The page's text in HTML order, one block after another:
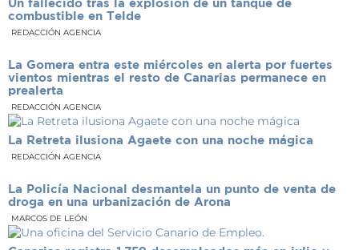
Un fallecido tras la explosión de un tanque de
combustible en Telde
REDACCIÓN AGENCIA
La Gomera entra este miércoles en alerta por fuertes
vientos mientras el resto de Canarias permanece en
prealerta
REDACCIÓN AGENCIA
La Retreta ilusiona Agaete con una noche mágica
REDACCIÓN AGENCIA
La Policía Nacional desmantela un punto de venta de
droga en una urbanización de Arona
MARCOS DE LEÓN